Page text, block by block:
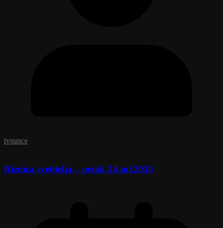
tvsunce
Riznica svetitelja – petak 24.jul.2020